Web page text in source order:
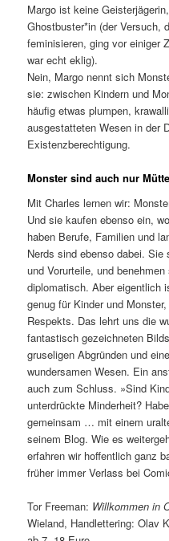
Margo ist keine
Ghostbuster*in (der Versuch,
feminisieren, ging vor einiger
war echt eklig).
Nein, Margo nennt sich
sie: zwischen Kindern und
häufig etwas plumpen,
ausgestatteten Wesen in der
Existenzberechtigung.
Monster sind auch nur
Mit Charles lernen wir:
Und sie kaufen ebenso ein,
haben Berufe, Familien und
Nerds sind ebenso dabei.
und Vorurteile, und
diplomatisch. Aber eigentlich
genug für Kinder und
Respekts. Das lehrt uns die
fantastisch gezeichneten
gruseligen Abgründen und
wundersamen Wesen. Ein
auch zum Schluss. »Sind
unterdrückte Minderheit?
gemeinsam … mit einem
seinem Blog. Wie es
erfahren wir hoffentlich ganz
früher immer Verlass bei
Tor Freeman: Willkommen in
Wieland, Handlettering: Olav